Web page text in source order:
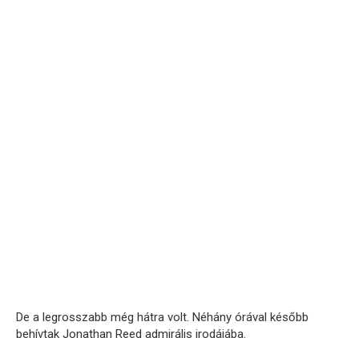
De a legrosszabb még hátra volt. Néhány órával később
behívtak Jonathan Reed admirális irodájába.